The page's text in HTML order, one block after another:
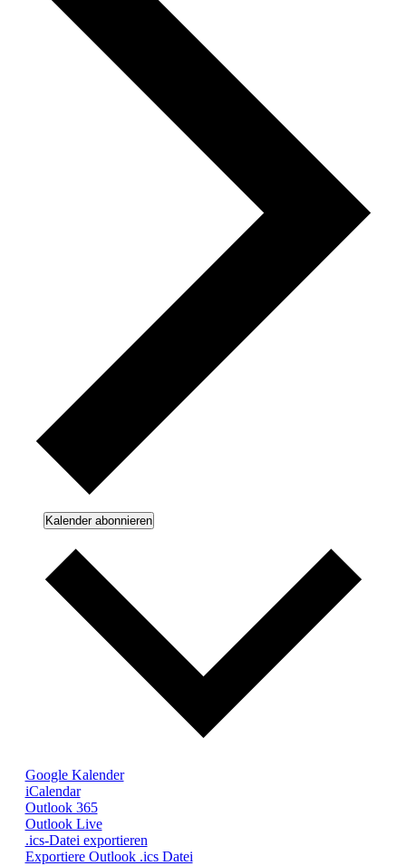
Kalender abonnieren
Google Kalender
iCalendar
Outlook 365
Outlook Live
.ics-Datei exportieren
Exportiere Outlook .ics Datei